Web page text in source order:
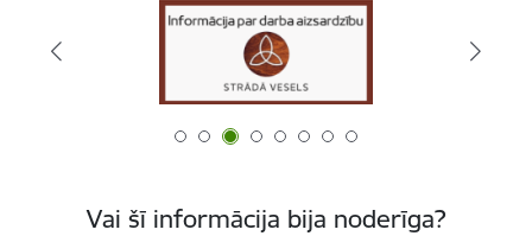
Vai šī informācija bija noderīga?